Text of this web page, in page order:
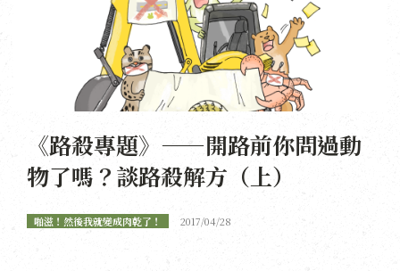
《路殺專題》——開路前你問過動
物了嗎？談路殺解方（上）
啪滋！然後我就變成肉乾了！ 2017/04/28